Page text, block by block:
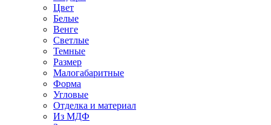
Цвет
Белые
Венге
Светлые
Темные
Размер
Малогабаритные
Форма
Угловые
Отделка и материал
Из МДФ